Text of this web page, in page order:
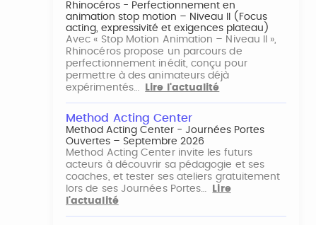
Rhinocéros - Perfectionnement en
animation stop motion – Niveau II (Focus
acting, expressivité et exigences plateau)
Avec « Stop Motion Animation – Niveau II »,
Rhinocéros propose un parcours de
perfectionnement inédit, conçu pour
permettre à des animateurs déjà
expérimentés…
Lire l'actualité
Method Acting Center
Method Acting Center - Journées Portes
Ouvertes – Septembre 2026
Method Acting Center invite les futurs
acteurs à découvrir sa pédagogie et ses
coaches, et tester ses ateliers gratuitement
lors de ses Journées Portes…
Lire
l'actualité